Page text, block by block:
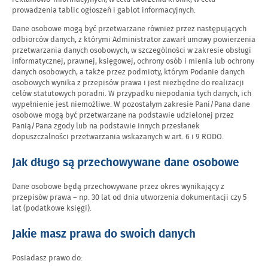
prowadzenia tablic ogłoszeń i gablot informacyjnych.
Dane osobowe mogą być przetwarzane również przez następujących
odbiorców danych, z którymi Administrator zawarł umowy powierzenia
przetwarzania danych osobowych, w szczególności w zakresie obsługi
informatycznej, prawnej, księgowej, ochrony osób i mienia lub ochrony
danych osobowych, a także przez podmioty, którym Podanie danych
osobowych wynika z przepisów prawa i jest niezbędne do realizacji
celów statutowych poradni. W przypadku niepodania tych danych, ich
wypełnienie jest niemożliwe. W pozostałym zakresie Pani/Pana dane
osobowe mogą być przetwarzane na podstawie udzielonej przez
Panią/Pana zgody lub na podstawie innych przesłanek
dopuszczalności przetwarzania wskazanych w art. 6 i 9 RODO.
Jak długo są przechowywane dane osobowe
Dane osobowe będą przechowywane przez okres wynikający z
przepisów prawa – np. 30 lat od dnia utworzenia dokumentacji czy 5
lat (podatkowe księgi).
Jakie masz prawa do swoich danych
Posiadasz prawo do: